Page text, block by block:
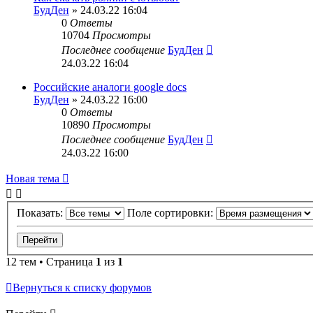
БудДен » 24.03.22 16:04
0 Ответы
10704 Просмотры
Последнее сообщение БудДен
24.03.22 16:04
Российские аналоги google docs
БудДен » 24.03.22 16:00
0 Ответы
10890 Просмотры
Последнее сообщение БудДен
24.03.22 16:00
Новая тема
Показать: Поле сортировки:
12 тем • Страница 1 из 1
Вернуться к списку форумов